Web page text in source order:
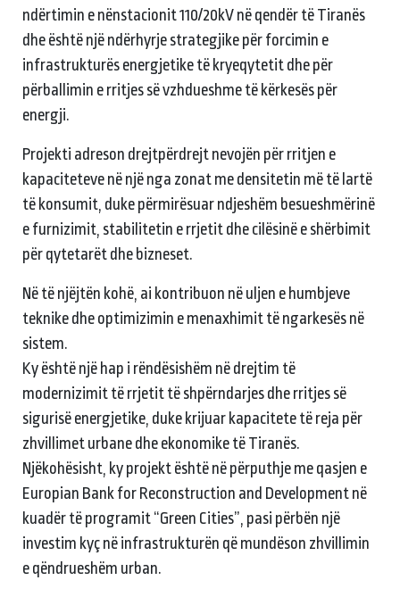
ndërtimin e nënstacionit 110/20kV në qendër të Tiranës
dhe është një ndërhyrje strategjike për forcimin e
infrastrukturës energjetike të kryeqytetit dhe për
përballimin e rritjes së vzhdueshme të kërkesës për
energji.
Projekti adreson drejtpërdrejt nevojën për rritjen e
kapaciteteve në një nga zonat me densitetin më të lartë
të konsumit, duke përmirësuar ndjeshëm besueshmërinë
e furnizimit, stabilitetin e rrjetit dhe cilësinë e shërbimit
për qytetarët dhe bizneset.
Në të njëjtën kohë, ai kontribuon në uljen e humbjeve
teknike dhe optimizimin e menaxhimit të ngarkesës në
sistem.
Ky është një hap i rëndësishëm në drejtim të
modernizimit të rrjetit të shpërndarjes dhe rritjes së
sigurisë energjetike, duke krijuar kapacitete të reja për
zhvillimet urbane dhe ekonomike të Tiranës.
Njëkohësisht, ky projekt është në përputhje me qasjen e
Europian Bank for Reconstruction and Development në
kuadër të programit “Green Cities”, pasi përbën një
investim kyç në infrastrukturën që mundëson zhvillimin
e qëndrueshëm urban.